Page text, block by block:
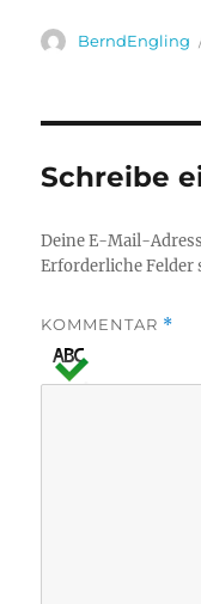
Autor
BerndEngling
Schreibe
Deine E-Mail-
Erforderliche Felder
KOMMENTAR *